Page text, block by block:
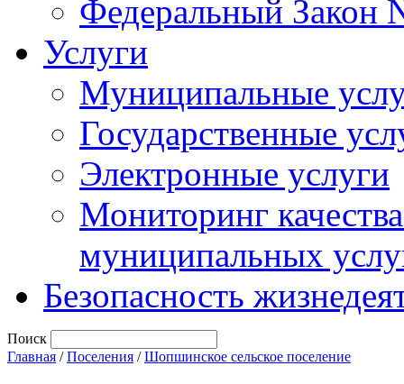
Федеральный Закон
Услуги
Муниципальные
Государственные
Электронные услуги
Мониторинг
муниципальных
Безопасность
Поиск
Главная /Поселения /Шопшинское сельское поселение